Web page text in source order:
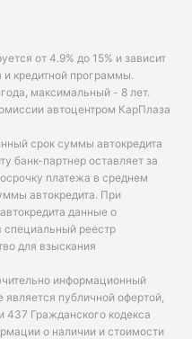
от 4.9% до 15% и зависит
и кредитной программы.
максимальный - 8 лет.
автоцентром КарПлаза
срок суммы автокредита
банк-партнер оставляет за
платежа в среднем
автокредита. При
данные о
специальный реестр
для взыскания
информационный
является публичной офертой,
Гражданского кодекса
о наличии и стоимости